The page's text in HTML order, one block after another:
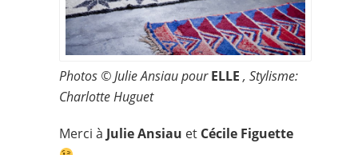
Photos © Julie Ansiau pourELLE , Stylisme:
Charlotte Huguet
Merci à Julie Ansiau et Cécile Figuette